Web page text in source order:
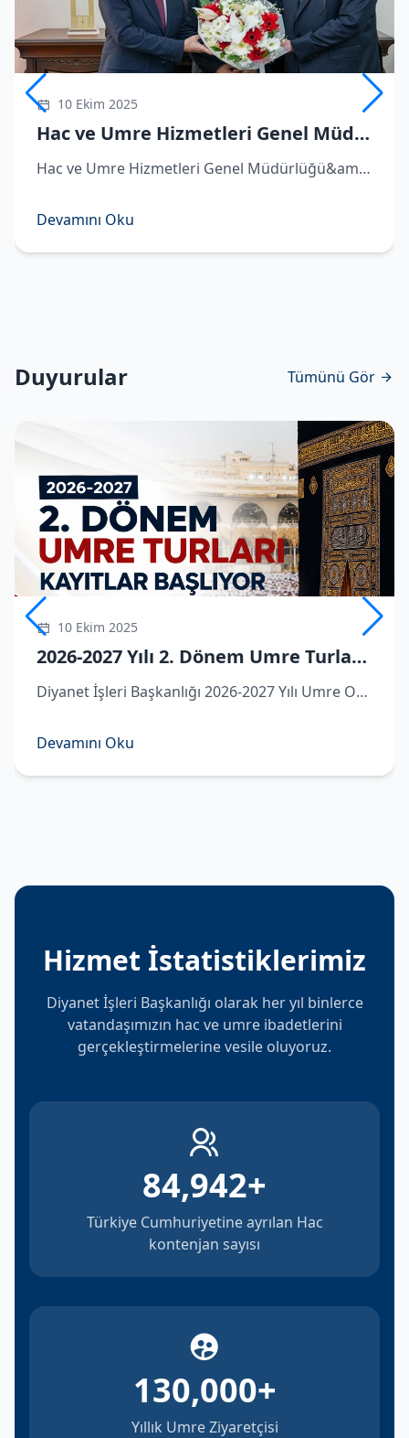
10 Ekim 2025
Hac ve Umre Hizmetleri Genel Müdürü Demirhan göreve başladı
Hac ve Umre Hizmetleri Genel Müdürlüğü&amp;#039;ne atanan Hüseyin Demirhan görevi Remzi Bircan&amp;#039;dan devraldı. ​Hac ve Umre Hizmetleri Genel Müdürlüğü&amp;#039;ne atanan Hüseyin Demirhan, Diyanet İşleri Başkanlığı&amp;#039;nda d
Devamını Oku
Duyurular Tümünü Gör
10 Ekim 2025
2026-2027 Yılı 2. Dönem Umre Turlarına Kayıtlar Başlıyor
Diyanet İşleri Başkanlığı 2026-2027 Yılı Umre Organizasyonu kapsamında ikinci dönem umre turlarına dair detaylar belli oldu.
Devamını Oku
Hizmet İstatistiklerimiz
Diyanet İşleri Başkanlığı olarak her yıl binlerce
vatandaşımızın hac ve umre ibadetlerini
gerçekleştirmelerine vesile oluyoruz.
84,942+
Türkiye Cumhuriyetine ayrılan Hac
kontenjan sayısı
130,000+
Yıllık Umre Ziyaretçisi